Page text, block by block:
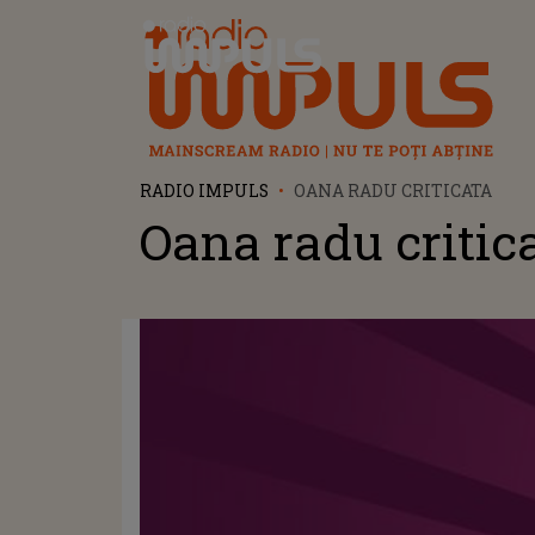
Radio Impuls
RADIO IMPULS OANA RADU CRITICATA
Oana radu